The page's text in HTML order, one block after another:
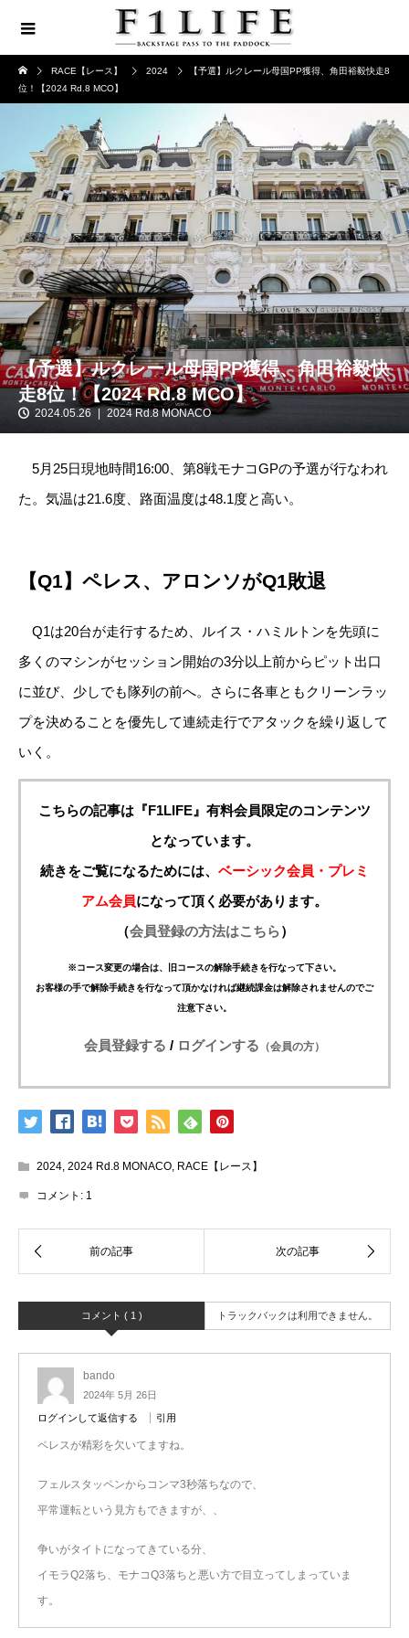
RACE【レース】 2024
【予選】ルクレール母国PP獲得、角田裕毅快走8
位！【2024 Rd.8 MCO】
【予選】ルクレール母国PP獲得、角田裕毅快
走8位！【2024 Rd.8 MCO】
2024.05.26 2024 Rd.8 MONACO
5月25日現地時間16:00、第8戦モナコGPの予選が行なわれ
た。気温は21.6度、路面温度は48.1度と高い。
【Q1】ペレス、アロンソがQ1敗退
Q1は20台が走行するため、ルイス・ハミルトンを先頭に
多くのマシンがセッション開始の3分以上前からピット出口
に並び、少しでも隊列の前へ。さらに各車ともクリーンラッ
プを決めることを優先して連続走行でアタックを繰り返して
いく。
こちらの記事は『F1LIFE』有料会員限定のコンテンツ
となっています。
続きをご覧になるためには、 ベーシック会員・プレミ
アム会員になって頂く必要があります。
（会員登録の方法はこちら）
※コース変更の場合は、旧コースの解除手続きを行なって下さい。
お客様の手で解除手続きを行なって頂かなければ継続課金は解除されませんのでご
注意下さい。
会員登録する / ログインする （会員の方）
2024, 2024 Rd.8 MONACO, RACE【レース】
コメント: 1
コメント ( 1 ) トラックバックは利用できません。
bando
2024年 5月 26日
ログインして返信する 引用
ペレスが精彩を欠いてますね。
フェルスタッペンからコンマ3秒落ちなので、
平常運転という見方もできますが、、
争いがタイトになってきている分、
イモラQ2落ち、モナコQ3落ちと悪い方で目立ってしまっていま
す。